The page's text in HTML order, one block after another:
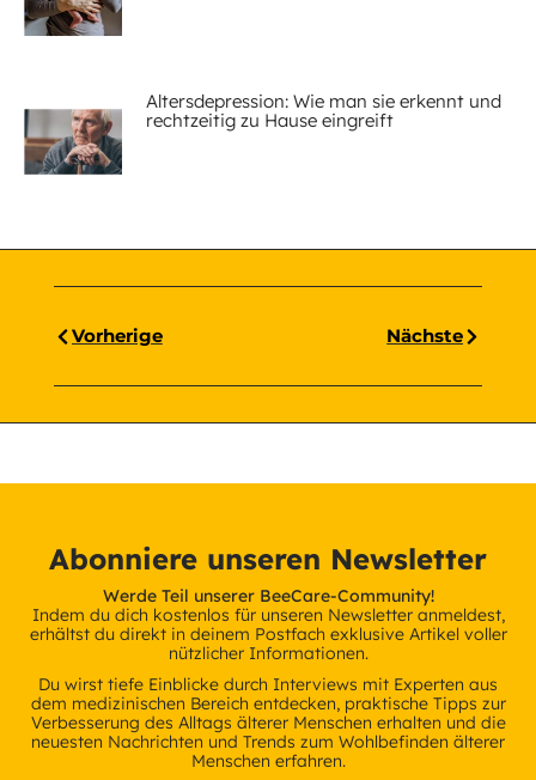
Altersdepression: Wie man sie erkennt und
rechtzeitig zu Hause eingreift
Vorherige Nächste
Abonniere unseren Newsletter
Werde Teil unserer BeeCare-Community!
Indem du dich kostenlos für unseren Newsletter anmeldest,
erhältst du direkt in deinem Postfach exklusive Artikel voller
nützlicher Informationen.
Du wirst tiefe Einblicke durch Interviews mit Experten aus
dem medizinischen Bereich entdecken, praktische Tipps zur
Verbesserung des Alltags älterer Menschen erhalten und die
neuesten Nachrichten und Trends zum Wohlbefinden älterer
Menschen erfahren.